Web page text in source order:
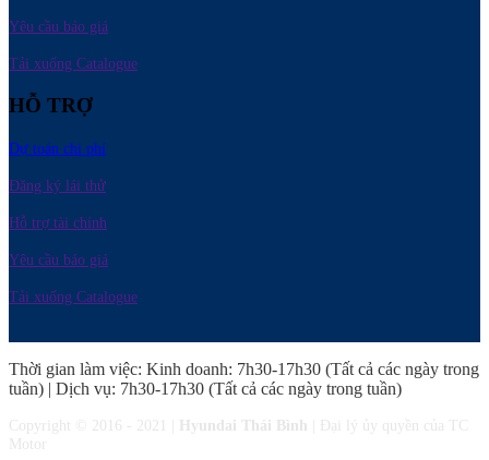
Yêu cầu báo giá
Tải xuống Catalogue
HỖ TRỢ
Dự toán chi phí
Đăng ký lái thử
Hỗ trợ tài chính
Yêu cầu báo giá
Tải xuống Catalogue
Thời gian làm việc: Kinh doanh: 7h30-17h30 (Tất cả các ngày trong
tuần) | Dịch vụ: 7h30-17h30 (Tất cả các ngày trong tuần)
Copyright © 2016 - 2021 | Hyundai Thái Bình | Đại lý ủy quyền của TC
Motor